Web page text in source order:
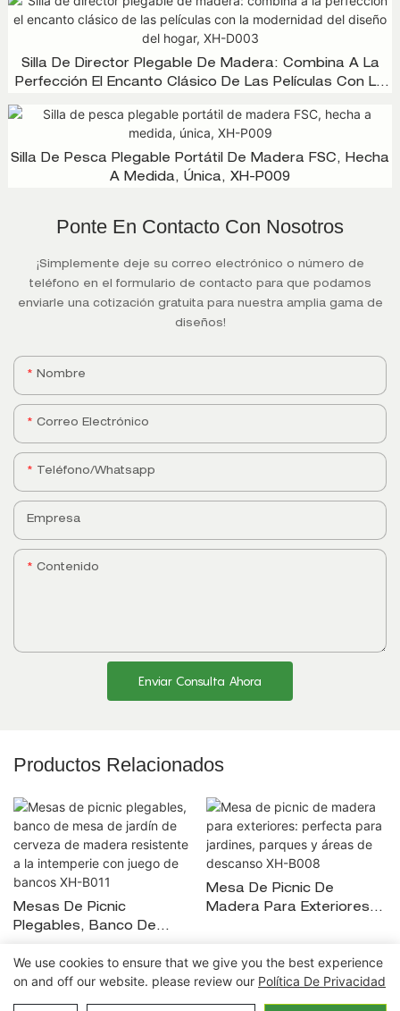
Silla De Director Plegable De Madera: Combina A La
Perfección El Encanto Clásico De Las Películas Con La
Silla De Pesca Plegable Portátil De Madera FSC, Hecha
A Medida, Única, XH-P009
Ponte En Contacto Con Nosotros
¡Simplemente deje su correo electrónico o número de
teléfono en el formulario de contacto para que podamos
enviarle una cotización gratuita para nuestra amplia gama de
diseños!
Nombre
Correo Electrónico
Teléfono/whatsapp
Empresa
Contenido
Enviar Consulta Ahora
Productos Relacionados
Mesas De Picnic
Plegables, Banco De
Cerveza De Madera
Resistente A La
Intemperie Con Juego De
Mesa De Picnic De
Madera Para Exteriores:
Descanso XH-B008
Copyright © 2026 Ningbo Xuanheng al aire
libre&Electrodomésticos Co., Ltd. |Política de privacidad
We use cookies to ensure that we give you the best experience
on and off our website. please review our Política De Privacidad